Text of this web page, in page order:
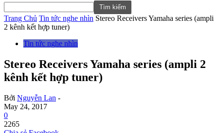
Trang Chủ Tin tức nghe nhìn Stereo Receivers Yamaha series (ampli
2 kênh kết hợp tuner)
Tin tức nghe nhìn
Stereo Receivers Yamaha series (ampli 2
kênh kết hợp tuner)
Bởi Nguyễn Lan -
May 24, 2017
0
2265